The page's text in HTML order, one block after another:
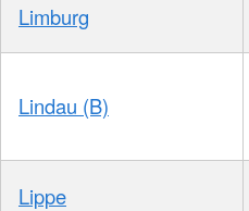
Limburg
Lindau (B)
Lippe